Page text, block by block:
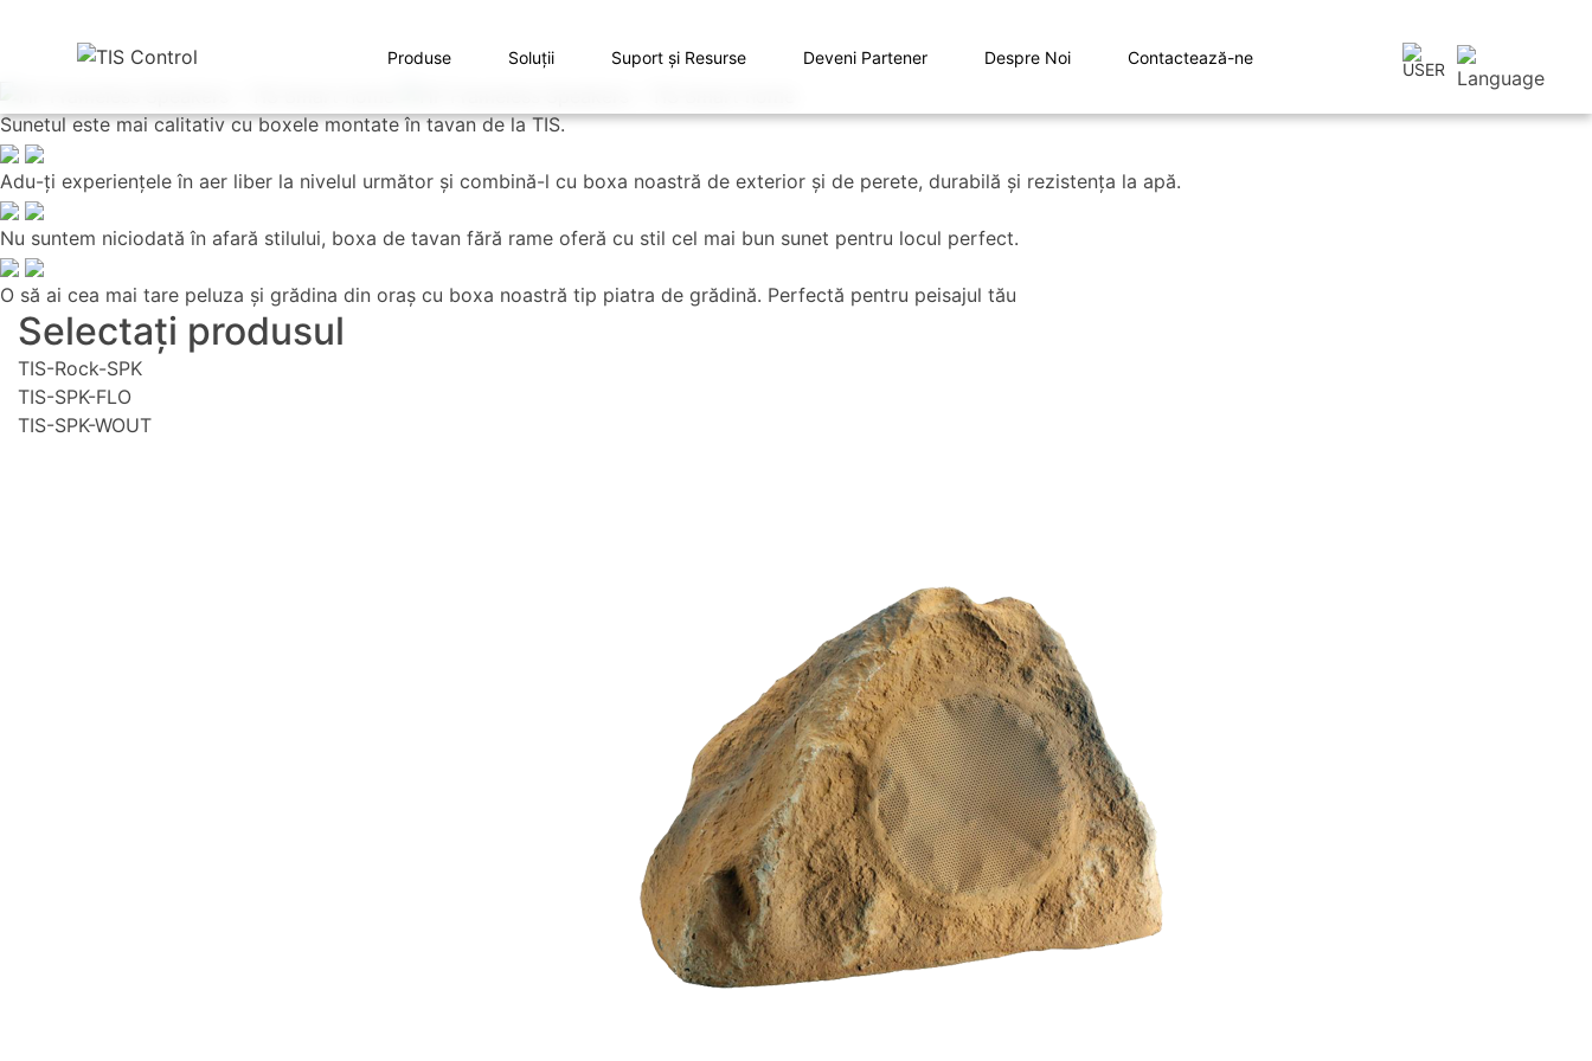
Produse Soluţii Suport și Resurse Deveni Partener Despre Noi Contactează-ne
Sunetul este mai calitativ cu boxele montate în tavan de la TIS.
Adu-ţi experienţele în aer liber la nivelul următor şi combină-l cu boxa noastră de exterior şi de perete, durabilă şi rezistenţa la apă.
Nu suntem niciodată în afară stilului, boxa de tavan fără rame oferă cu stil cel mai bun sunet pentru locul perfect.
O să ai cea mai tare peluza şi grădina din oraş cu boxa noastră tip piatra de grădină. Perfectă pentru peisajul tău
Selectați produsul
TIS-Rock-SPK
TIS-SPK-FLO
TIS-SPK-WOUT